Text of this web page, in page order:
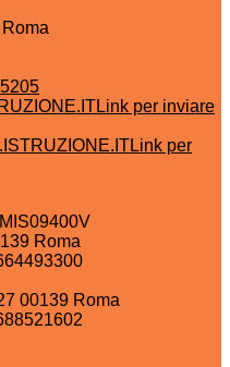
Link per inviare
Link per
Roma
00139 Roma